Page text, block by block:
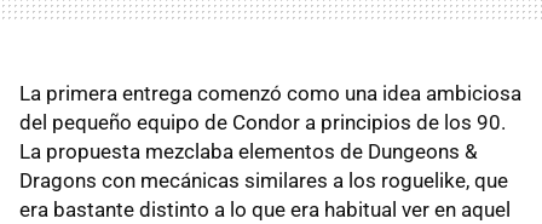
La primera entrega comenzó como una idea ambiciosa
del pequeño equipo de Condor a principios de los 90.
La propuesta mezclaba elementos de Dungeons &
Dragons con mecánicas similares a los roguelike, que
era bastante distinto a lo que era habitual ver en aquel